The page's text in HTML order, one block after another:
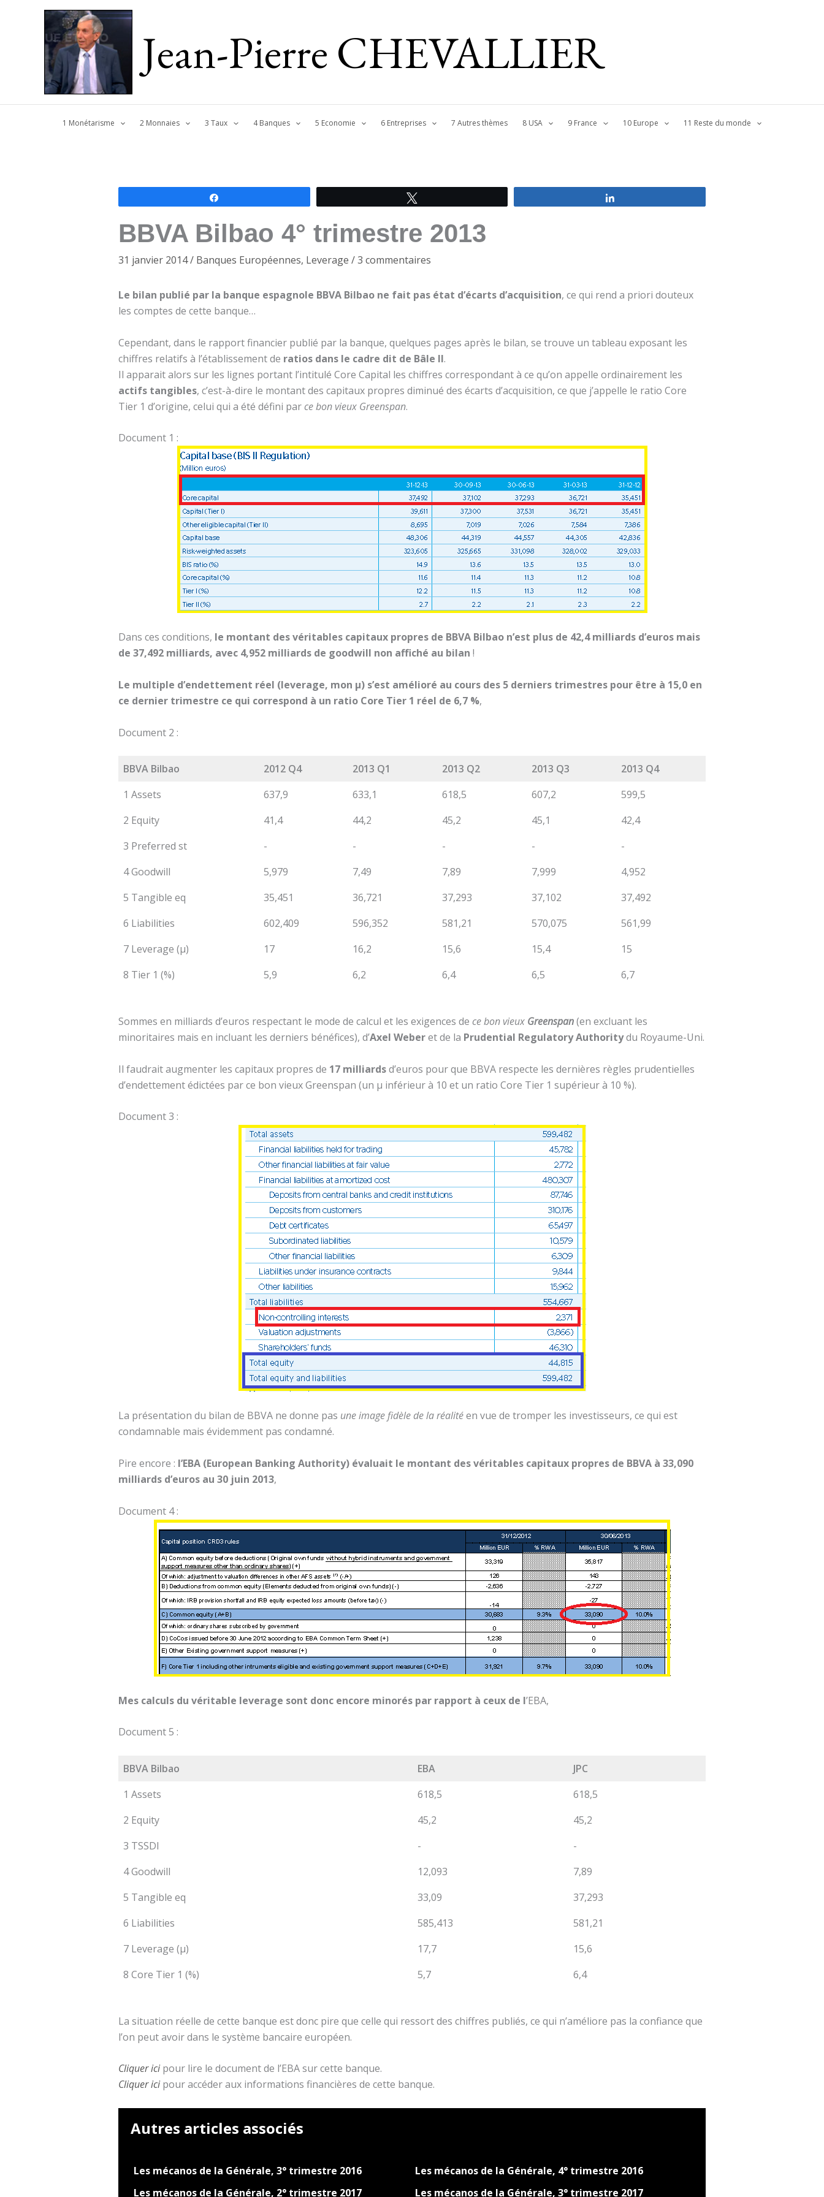
Jean-Pierre CHEVALLIER
1 Monétarisme 2 Monnaies 3 Taux 4 Banques 5 Economie 6 Entreprises 7 Autres thèmes 8 USA 9 France 10 Europe 11 Reste du monde
BBVA Bilbao 4° trimestre 2013
31 janvier 2014/ Banques Européennes, Leverage /3 commentaires
Le bilan publié par la banque espagnole BBVA Bilbao ne fait pas état d’écarts d’acquisition, ce qui rend a priori douteux
les comptes de cette banque…
Cependant, dans le rapport financier publié par la banque, quelques pages après le bilan, se trouve un tableau exposant les
chiffres relatifs à l’établissement de ratios dans le cadre dit de Bâle II.
Il apparait alors sur les lignes portant l’intitulé Core Capital les chiffres correspondant à ce qu’on appelle ordinairement les
actifs tangibles, c’est-à-dire le montant des capitaux propres diminué des écarts d’acquisition, ce que j’appelle le ratio Core
Tier 1 d’origine, celui qui a été défini par ce bon vieux Greenspan.
Document 1 :
Dans ces conditions, le montant des véritables capitaux propres de BBVA Bilbao n’est plus de 42,4 milliards d’euros mais
de 37,492 milliards, avec 4,952 milliards de goodwill non affiché au bilan !
Le multiple d’endettement réel (leverage, mon µ) s’est amélioré au cours des 5 derniers trimestres pour être à 15,0 en
ce dernier trimestre ce qui correspond à un ratio Core Tier 1 réel de 6,7 %,
Document 2 :
BBVA Bilbao 2012 Q4 2013 Q1 2013 Q2 2013 Q3
2013 Q4
1 Assets
637,9 633,1 618,5 607,2
599,5
2 Equity
41,4 44,2 45,2 45,1
42,4
3 Preferred st
- - - -
-
4 Goodwill
5,979 7,49 7,89 7,999
4,952
5 Tangible eq
35,451 36,721 37,293 37,102
37,492
6 Liabilities
602,409 596,352 581,21 570,075
561,99
7 Leverage (µ)
17 16,2 15,6 15,4
15
8 Tier 1 (%)
5,9 6,2 6,4 6,5 6,7
Sommes en milliards d’euros respectant le mode de calcul et les exigences de ce bon vieux Greenspan(en excluant les
minoritaires mais en incluant les derniers bénéfices), d’Axel Weberet de la Prudential Regulatory Authoritydu Royaume-Uni.
Il faudrait augmenter les capitaux propres de 17 milliardsd’euros pour que BBVA respecte les dernières règles prudentielles
d’endettement édictées par ce bon vieux Greenspan (un µ inférieur à 10 et un ratio Core Tier 1 supérieur à 10 %).
Document 3 :
La présentation du bilan de BBVA ne donne pas une image fidèle de la réalitéen vue de tromper les investisseurs, ce qui est
condamnable mais évidemment pas condamné.
Pire encore : l’EBA (European Banking Authority) évaluait le montant des véritables capitaux propres de BBVA à 33,090
milliards d’euros au 30 juin 2013,
Document 4 :
Mes calculs du véritable leverage sont donc encore minorés par rapport à ceux de l’EBA,
Document 5 :
BBVA Bilbao EBA
JPC
1 Assets
618,5
618,5
2 Equity
45,2
45,2
3 TSSDI
-
-
4 Goodwill
12,093
7,89
5 Tangible eq
33,09
37,293
6 Liabilities
585,413
581,21
7 Leverage (µ)
17,7
15,6
8 Core Tier 1 (%)
5,7 6,4
La situation réelle de cette banque est donc pire que celle qui ressort des chiffres publiés, ce qui n’améliore pas la confiance que
l’on peut avoir dans le système bancaire européen.
Cliquer ici pour lire le document de l’EBA sur cette banque.
Cliquer ici pour accéder aux informations financières de cette banque.
Autres articles associés
Les mécanos de la Générale, 3° trimestre 2016
Les mécanos de la Générale, 4° trimestre 2016
Les mécanos de la Générale, 2° trimestre 2017
Les mécanos de la Générale, 3° trimestre 2017